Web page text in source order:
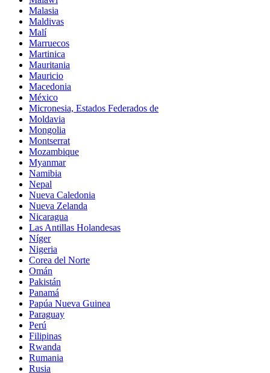
Malasia
Maldivas
Malí
Marruecos
Martinica
Mauritania
Mauricio
Macedonia
México
Micronesia, Estados Federados de
Moldavia
Mongolia
Montserrat
Mozambique
Myanmar
Namibia
Nepal
Nueva Caledonia
Nueva Zelanda
Nicaragua
Las Antillas Holandesas
Níger
Nigeria
Corea del Norte
Omán
Pakistán
Panamá
Papúa Nueva Guinea
Paraguay
Perú
Filipinas
Rwanda
Rumania
Rusia